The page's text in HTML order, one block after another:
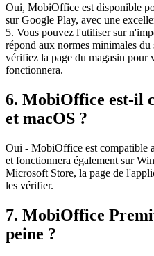
Oui, MobiOffice est disponible
sur Google Play, avec une
5. Vous pouvez l'utiliser sur
répond aux normes minimales
vérifiez la page du magasin pour
fonctionnera.
6. MobiOffice est-il
et macOS ?
Oui - MobiOffice est compatible
et fonctionnera également sur
Microsoft Store, la page de
les vérifier.
7. MobiOffice
peine ?